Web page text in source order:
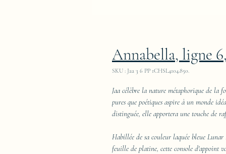
Annabella, ligne
SKU : Jaa 3 6 PP 1CHSL4104.850.
Jaa célèbre la nature métaphorique de la
pures que poétiques aspire à un monde
distinguée, elle apportera une touche de
Habillée de sa couleur laquée bleue
feuille de platine, cette console d'appoint